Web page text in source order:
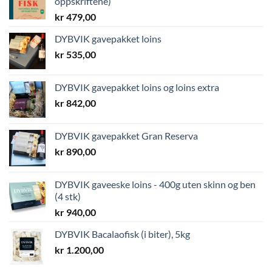
kr479,00
DYBVIK gavepakket loins
kr 535,00
DYBVIK gavepakket loins og loins extra
kr842,00
DYBVIK gavepakket Gran Reserva
kr890,00
DYBVIK gaveeske loins - 400g uten skinn og ben
(4 stk)
kr 940,00
DYBVIK Bacalaofisk (i biter), 5kg
kr 1.200,00